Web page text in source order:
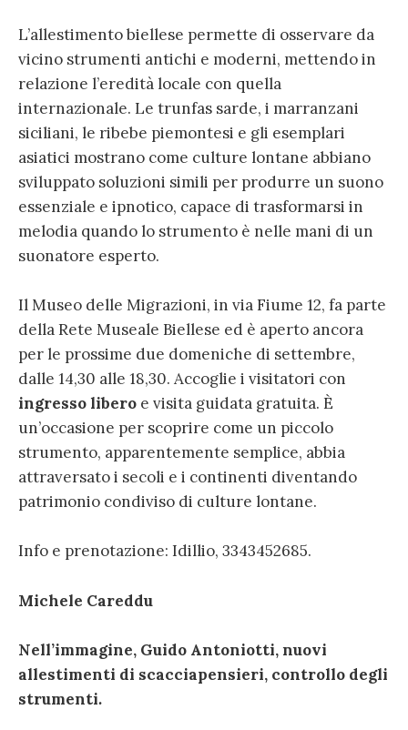
L’allestimento biellese permette di osservare da
vicino strumenti antichi e moderni, mettendo in
relazione l’eredità locale con quella
internazionale. Le trunfas sarde, i marranzani
siciliani, le ribebe piemontesi e gli esemplari
asiatici mostrano come culture lontane abbiano
sviluppato soluzioni simili per produrre un suono
essenziale e ipnotico, capace di trasformarsi in
melodia quando lo strumento è nelle mani di un
suonatore esperto.
Il Museo delle Migrazioni, in via Fiume 12, fa parte
della Rete Museale Biellese ed è aperto ancora
per le prossime due domeniche di settembre,
dalle 14,30 alle 18,30. Accoglie i visitatori con
ingresso libero e visita guidata gratuita. È
un’occasione per scoprire come un piccolo
strumento, apparentemente semplice, abbia
attraversato i secoli e i continenti diventando
patrimonio condiviso di culture lontane.
Info e prenotazione: Idillio, 3343452685.
Michele Careddu
Nell’immagine, Guido Antoniotti, nuovi
allestimenti di scacciapensieri, controllo degli
strumenti.